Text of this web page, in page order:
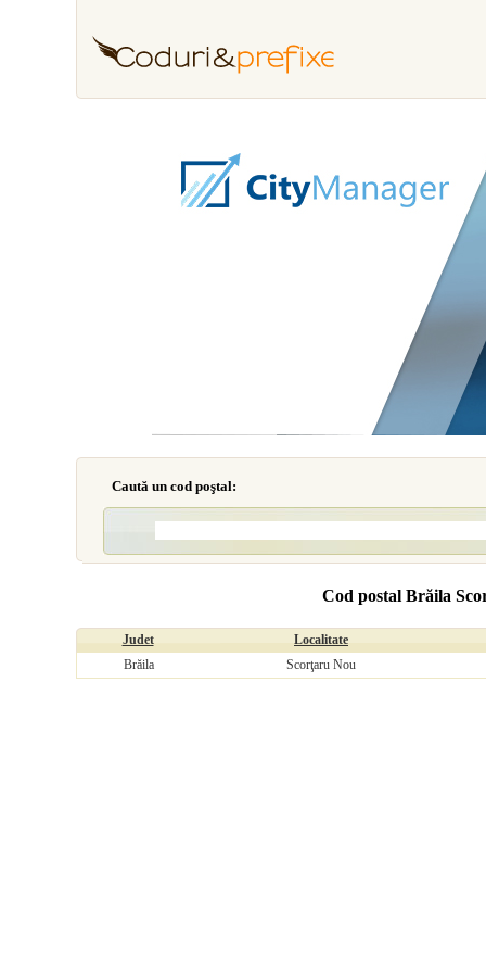
Caută un cod poştal:
Cod postal Brăila
Judet
Localitate
Brăila
Scorţaru Nou